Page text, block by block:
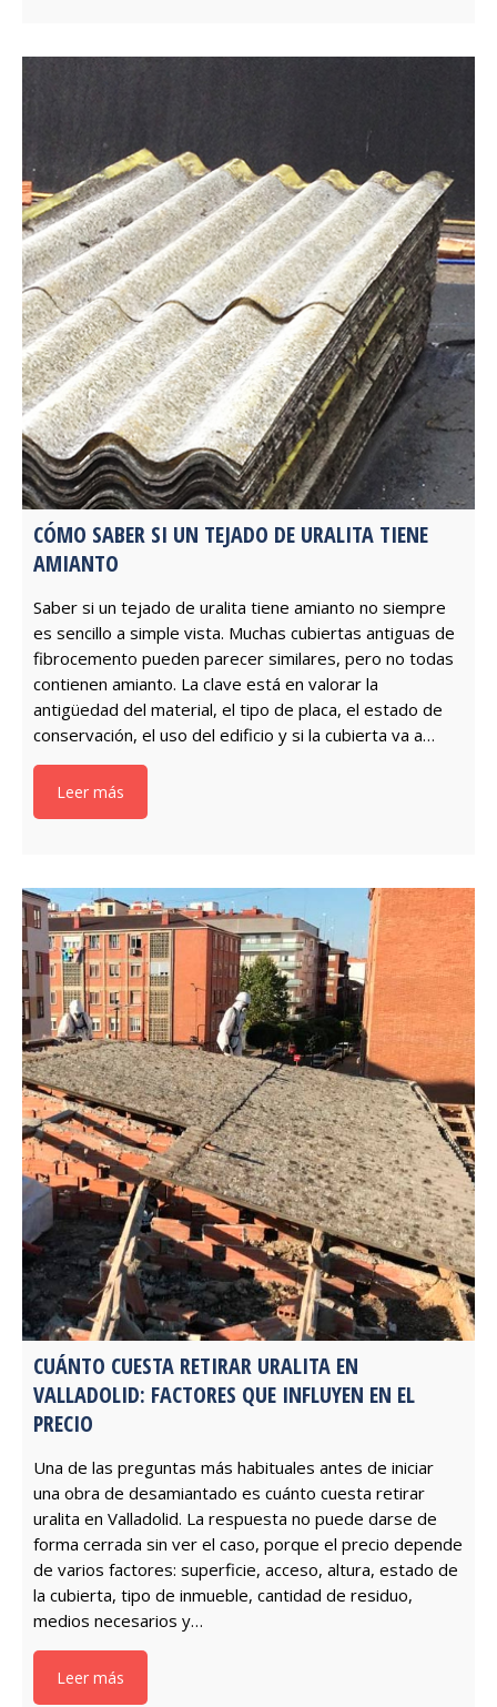
CÓMO SABER SI UN TEJADO DE URALITA TIENE
AMIANTO
Saber si un tejado de uralita tiene amianto no siempre
es sencillo a simple vista. Muchas cubiertas antiguas de
fibrocemento pueden parecer similares, pero no todas
contienen amianto. La clave está en valorar la
antigüedad del material, el tipo de placa, el estado de
conservación, el uso del edificio y si la cubierta va a…
Leer más
CUÁNTO CUESTA RETIRAR URALITA EN
VALLADOLID: FACTORES QUE INFLUYEN EN EL
PRECIO
Una de las preguntas más habituales antes de iniciar
una obra de desamiantado es cuánto cuesta retirar
uralita en Valladolid. La respuesta no puede darse de
forma cerrada sin ver el caso, porque el precio depende
de varios factores: superficie, acceso, altura, estado de
la cubierta, tipo de inmueble, cantidad de residuo,
medios necesarios y…
Leer más